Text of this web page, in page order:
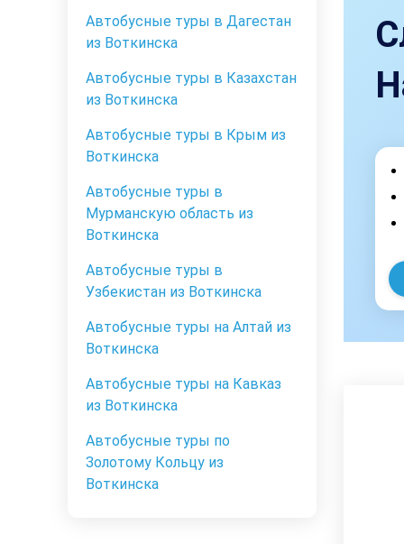
Автобусные туры в Дагестан
из Воткинска
Автобусные туры в Казахстан
из Воткинска
Автобусные туры в Крым из
Воткинска
Автобусные туры в
Мурманскую область из
Воткинска
Автобусные туры в
Узбекистан из Воткинска
Автобусные туры на Алтай из
Воткинска
Автобусные туры на Кавказ
из Воткинска
Автобусные туры по
Золотому Кольцу из
Воткинска